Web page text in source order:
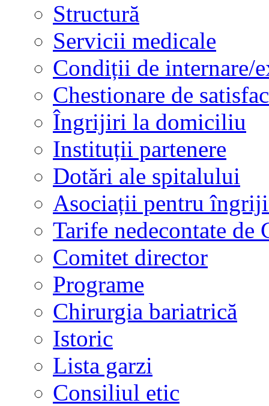
Structură
Servicii medicale
Condiții de internare/
Chestionare de
Îngrijiri la domiciliu
Instituții partenere
Dotări ale spitalului
Asociații pentru
Tarife nedecontate de
Comitet director
Programe
Chirurgia bariatrică
Istoric
Lista garzi
Consiliul etic